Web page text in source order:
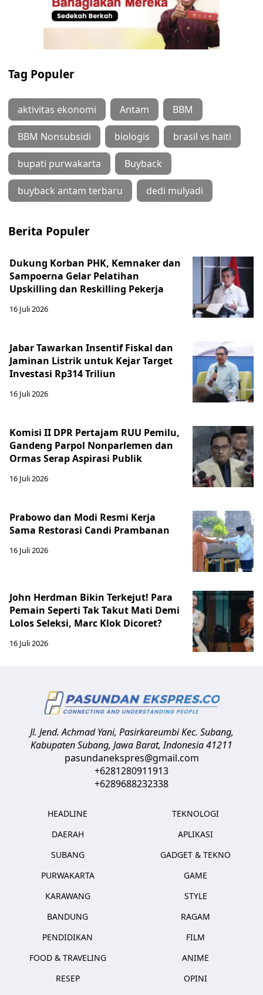
Tag Populer
aktivitas ekonomi Antam BBM
BBM Nonsubsidi biologis brasil vs haiti
bupati purwakarta Buyback
buyback antam terbaru dedi mulyadi
Berita Populer
Dukung Korban PHK, Kemnaker dan
Sampoerna Gelar Pelatihan
Upskilling dan Reskilling Pekerja
16 Juli 2026
Jabar Tawarkan Insentif Fiskal dan
Jaminan Listrik untuk Kejar Target
Investasi Rp314 Triliun
16 Juli 2026
Komisi II DPR Pertajam RUU Pemilu,
Gandeng Parpol Nonparlemen dan
Ormas Serap Aspirasi Publik
16 Juli 2026
Prabowo dan Modi Resmi Kerja
Sama Restorasi Candi Prambanan
16 Juli 2026
John Herdman Bikin Terkejut! Para
Pemain Seperti Tak Takut Mati Demi
Lolos Seleksi, Marc Klok Dicoret?
16 Juli 2026
Jl. Jend. Achmad Yani, Pasirkareumbi Kec. Subang,
Kabupaten Subang, Jawa Barat,Indonesia41211
pasundanekspres@gmail.com
+6281280911913
+6289688232338
HEADLINE
DAERAH
SUBANG
PURWAKARTA
KARAWANG
BANDUNG
PENDIDIKAN
FOOD & TRAVELING
RESEP
TEKNOLOGI
APLIKASI
GADGET & TEKNO
GAME
STYLE
RAGAM
FILM
ANIME
OPINI